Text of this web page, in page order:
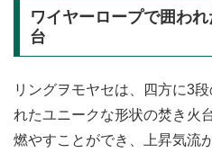
ワイヤーロープで囲わ
台
リングヲモヤセは、四方に3
れたユニークな形状の焚き火
燃やすことができ、上昇気流